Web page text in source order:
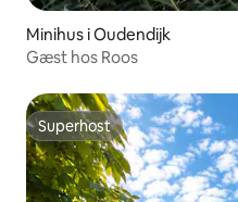
Minihus i Oudendijk
Gæst hos Roos
Superhost
Superhost